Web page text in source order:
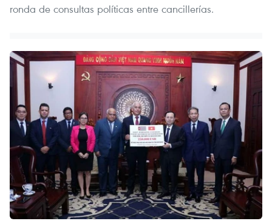
ronda de consultas políticas entre cancillerías.